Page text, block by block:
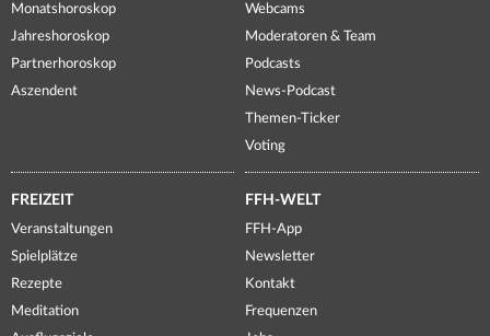
Monatshoroskop
Jahreshoroskop
Partnerhoroskop
Aszendent
Webcams
Moderatoren & Team
Podcasts
News-Podcast
Themen-Ticker
Voting
FREIZEIT
Veranstaltungen
Spielplätze
Rezepte
Meditation
FFH-WELT
FFH-App
Newsletter
Kontakt
Frequenzen